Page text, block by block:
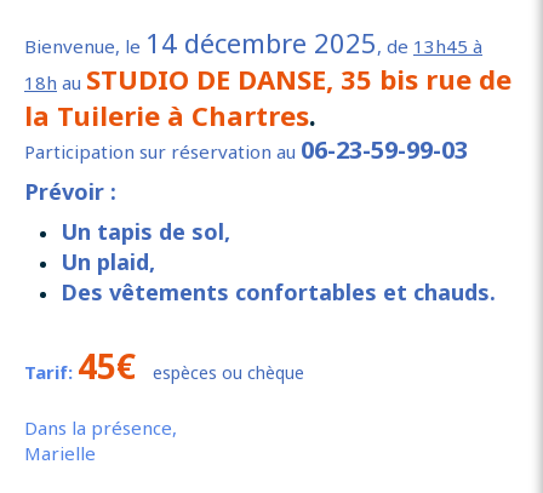
Bienvenue, le 14 décembre 2025, de 13h45 à
18h au STUDIO DE DANSE, 35 bis rue de
la Tuilerie à Chartres.
Participation sur réservation au 06-23-59-99-03
Prévoir :
Un tapis de sol,
Un plaid,
Des vêtements confortables et chauds.
Tarif: 45€ espèces ou chèque
Dans la présence,
Marielle